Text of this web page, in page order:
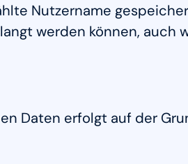
Nutzername
werden können, auch
Daten erfolgt auf der